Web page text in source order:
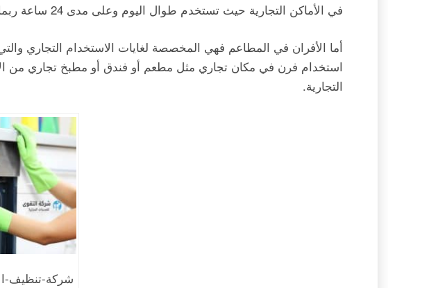
في الأماكن التجارية حيث تستخدم طوال اليوم وعلى مدى 24 ساعة ربما.
أما الأفران في المطاعم فهي المخصصة لغايات الاستخدام التجاري
استخدام فرن في مكان تجاري مثل مطعم أو فندق أو مطبخ تجاري من
التجارية.
شركة-تنظيف-